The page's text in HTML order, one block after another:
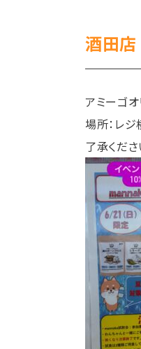
酒田
アミーゴ
場所：レ
了承くだ